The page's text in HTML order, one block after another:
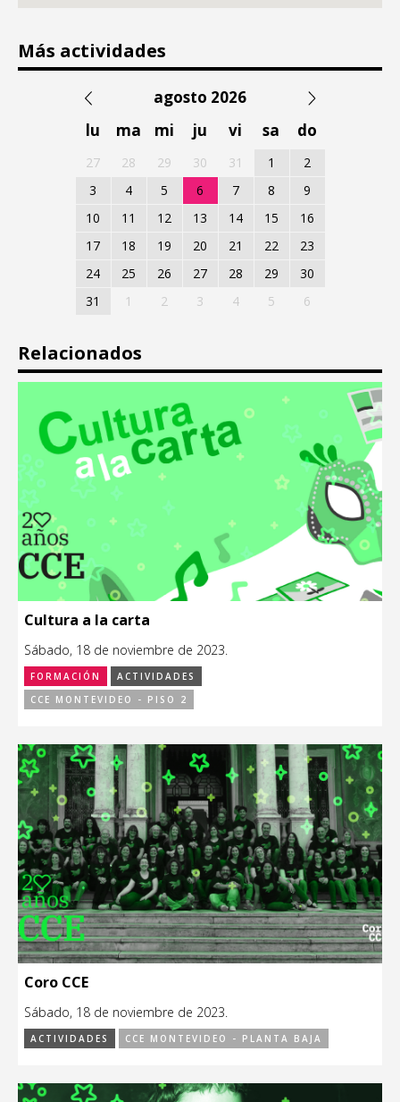
Más actividades
agosto 2026
lu
ma mi ju vi sa do
27 28 29 30 31 1
2
3
4 5 6 7 8
9
10
11 12 13 14 15
16
17
18 19 20 21 22
23
24
25 26 27 28 29
30
31
1 2 3 4 5 6
Relacionados
Cultura a la carta
Sábado, 18 de noviembre de 2023.
FORMACIÓN
ACTIVIDADES
CCE MONTEVIDEO - PISO 2
Coro CCE
Sábado, 18 de noviembre de 2023.
ACTIVIDADES CCE MONTEVIDEO - PLANTA BAJA